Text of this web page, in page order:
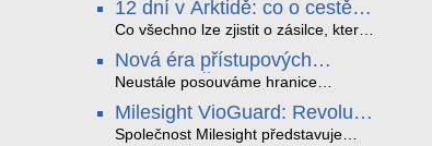
12 dní v Arktidě: co o cestě
na Nordkapp řekla data ze
SMARTBOX 2 MAX
Co všechno lze zjistit o zásilce, která
SMARTBOX 2 MAX jsme vzali na
trasu z Tromsø přes Lofoty, Kirunu a
jediného dobití, v mrazu až −13 °C a
mimo stabilní mobilní signál
Nová éra přístupových
systémů: Čtečky HID Signo
Neustále posouváme hranice
bychom Vám proto představili naši
nejnovější nabídku v oblasti kontroly
Milesight VioGuard: Revoluce
v inteligentní detekci
Společnost Milesight představuje